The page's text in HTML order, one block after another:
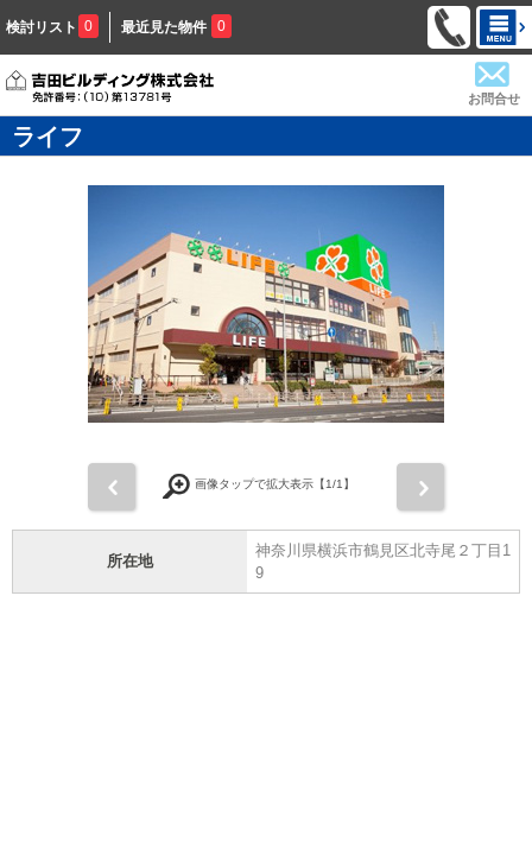
検討リスト 0 最近見た物件 0
お問合せ
ライフ
画像タップで拡大表示【1/1】
所在地
神奈川県横浜市鶴見区北寺尾２丁目1
9